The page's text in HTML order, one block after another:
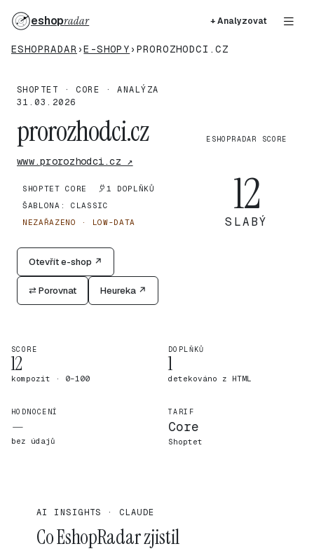
eshopradar + Analyzovat
ESHOPRADAR ›E-SHOPY › PROROZHODCI.CZ
SHOPTET · CORE · ANALÝZA
31.03.2026
prorozhodci.cz
www.prorozhodci.cz ↗
SHOPTET CORE
1 DOPLŇKŮ
ŠABLONA: CLASSIC
NEZAŘAZENO · LOW-DATA
Otevřít e-shop ↗
⇄ Porovnat Heureka ↗
ESHOPRADAR SCORE
12
SLABÝ
SCORE
12
kompozit · 0–100
DOPLŇKŮ
1
detekováno z HTML
HODNOCENÍ
—
bez údajů
TARIF
Core
Shoptet
AI INSIGHTS · CLAUDE
Co EshopRadar zjistil